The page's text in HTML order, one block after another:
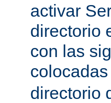
activar
directorio
con las
directorio